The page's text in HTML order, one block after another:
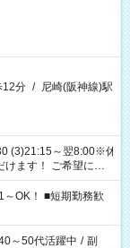
12分 / 尼崎(阪神線)駅
(3)21:15～翌8:00※休
けます！ ご希望に合
/20-翌4時/21-翌5
で頂ける完全自由シ
OK！ ■短期勤務歓
～50代活躍中 / 副